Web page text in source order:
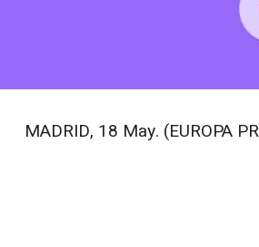
MADRID, 18 May. (EUROPA